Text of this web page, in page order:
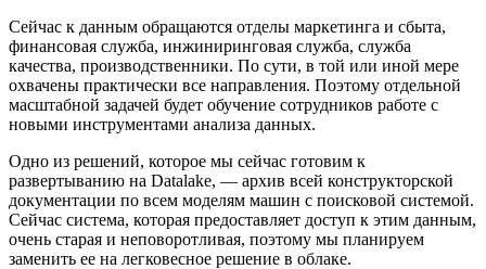
Сейчас к данным обращаются отделы маркетинга и сбыта,
финансовая служба, инжиниринговая служба, служба
качества, производственники. По сути, в той или иной мере
охвачены практически все направления. Поэтому отдельной
масштабной задачей будет обучение сотрудников работе с
новыми инструментами анализа данных.
Одно из решений, которое мы сейчас готовим к
развертыванию на Datalake, — архив всей конструкторской
документации по всем моделям машин с поисковой системой.
Сейчас система, которая предоставляет доступ к этим данным,
очень старая и неповоротливая, поэтому мы планируем
заменить ее на легковесное решение в облаке.